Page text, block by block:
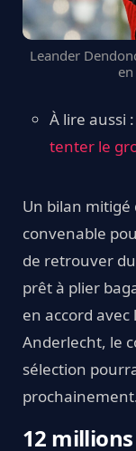
Leander
À lire aussi :
tenter le
Un bilan mitigé
convenable
de retrouver
prêt à plier
en accord avec
Anderlecht, le
sélection
12